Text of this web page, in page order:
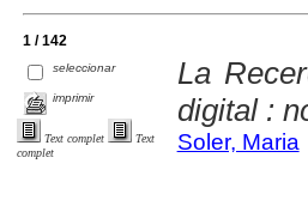
1 / 142
seleccionar
imprimir
Text complet
Text
complet
La
digital :
Soler, Maria